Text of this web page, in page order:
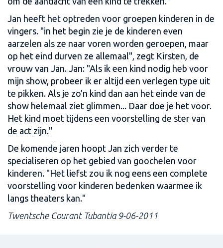
Jan heeft het optreden voor groepen kinderen in de
vingers. "in het begin zie je de kinderen even
aarzelen als ze naar voren worden geroepen, maar
op het eind durven ze allemaal", zegt Kirsten, de
vrouw van Jan. Jan: "Als ik een kind nodig heb voor
mijn show, probeer ik er altijd een verlegen type uit
te pikken. Als je zo'n kind dan aan het einde van de
show helemaal ziet glimmen... Daar doe je het voor.
Het kind moet tijdens een voorstelling de ster van
de act zijn."
De komende jaren hoopt Jan zich verder te
specialiseren op het gebied van goochelen voor
kinderen. "Het liefst zou ik nog eens een complete
voorstelling voor kinderen bedenken waarmee ik
langs theaters kan."
Twentsche Courant Tubantia 9-06-2011